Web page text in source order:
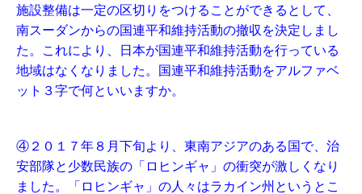
施設整備は一定の区切りをつけることができるとして、
南スーダンからの国連平和維持活動の撤収を決定しまし
た。これにより、日本が国連平和維持活動を行っている
地域はなくなりました。国連平和維持活動をアルファベ
ット３字で何といいますか。
④２０１７年８月下旬より、東南アジアのある国で、治
安部隊と少数民族の「ロヒンギャ」の衝突が激しくなり
ました。「ロヒンギャ」の人々はラカイン州というとこ